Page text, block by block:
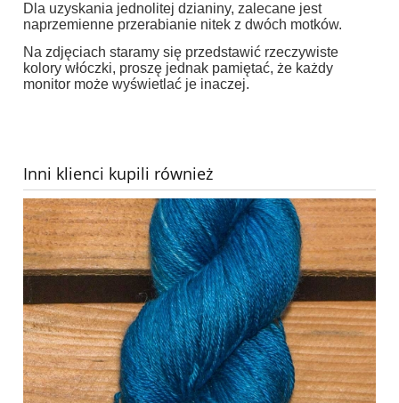
Dla uzyskania jednolitej dzianiny, zalecane jest
naprzemienne przerabianie nitek z dwóch motków.
Na zdjęciach staramy się przedstawić rzeczywiste
kolory włóczki, proszę jednak pamiętać, że każdy
monitor może wyświetlać je inaczej.
Inni klienci kupili również